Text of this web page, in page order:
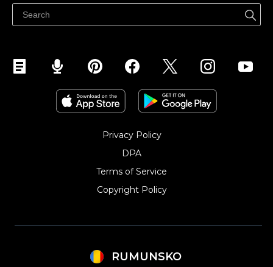
Vinde pe Facebook
Privacy Policy
DPA
Terms of Service
Copyright Policy‎
RUMUNSKO